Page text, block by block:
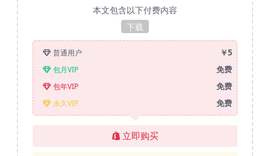
本文包含以下付费内容
下载
普通用户 ￥5
包月VIP 免费
包年VIP 免费
永久VIP 免费
立即购买